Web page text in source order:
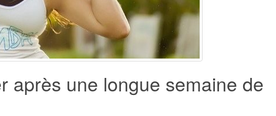
après une longue semaine de